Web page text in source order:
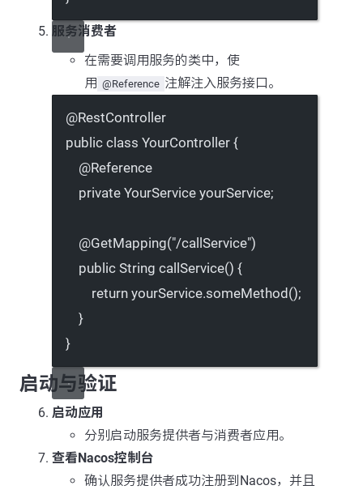
服务消费者
在需要调用服务的类中，使
用 @Reference 注解注入服务接口。
@RestController
public class YourController {
@Reference
private YourService yourService;
@GetMapping("/callService")
public String callService() {
return yourService.someMethod();
}
}
启动与验证
启动应用
分别启动服务提供者与消费者应用。
查看Nacos控制台
确认服务提供者成功注册到Nacos，并且